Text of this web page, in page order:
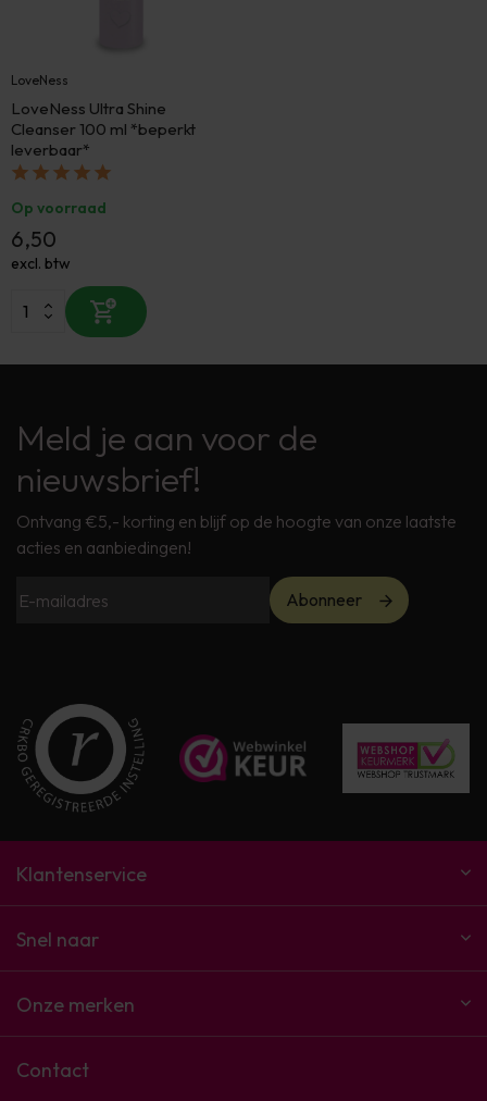
LoveNess
LoveNess Ultra Shine
Cleanser 100 ml *beperkt
leverbaar*
Op voorraad
6,50
excl. btw
Meld je aan voor de
nieuwsbrief!
Ontvang €5,- korting en blijf op de hoogte van onze laatste
acties en aanbiedingen!
Abonneer
Klantenservice
Snel naar
Onze merken
Contact